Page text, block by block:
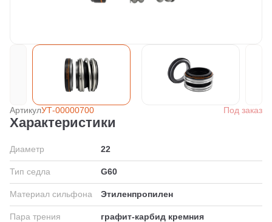
АртикулУТ-00000700 Под заказ
Характеристики
Диаметр 22
Тип седла G60
Материал сильфона Этиленпропилен
Пара трения графит-карбид кремния